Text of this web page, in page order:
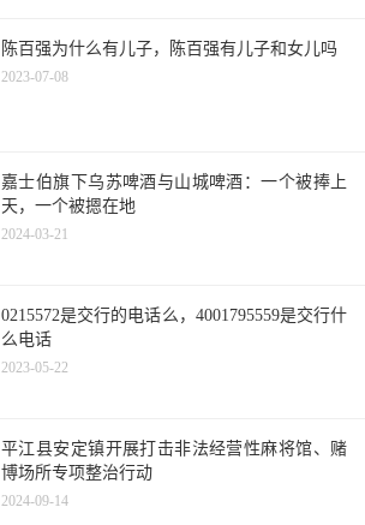
陈百强为什么有儿子，陈百强有儿子和女儿吗
2023-07-08
嘉士伯旗下乌苏啤酒与山城啤酒：一个被捧上
天，一个被摁在地
2024-03-21
0215572是交行的电话么，4001795559是交行什
么电话
2023-05-22
平江县安定镇开展打击非法经营性麻将馆、赌
博场所专项整治行动
2024-09-14